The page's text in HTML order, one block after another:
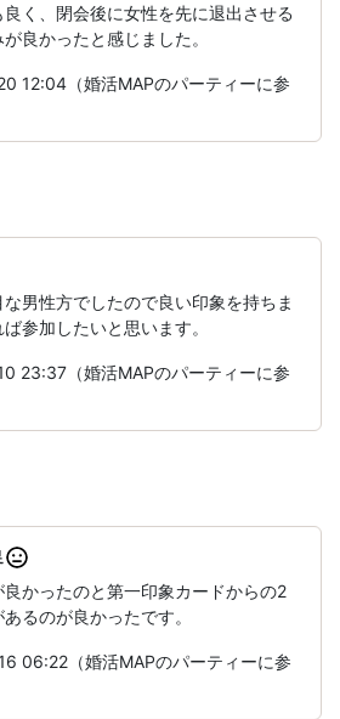
く、閉会後に女性を先に退出させる
良かったと感じました。
12:04（婚活MAPのパーティーに参
男性方でしたので良い印象を持ちま
参加したいと思います。
23:37（婚活MAPのパーティーに参
かったのと第一印象カードからの2
るのが良かったです。
06:22（婚活MAPのパーティーに参